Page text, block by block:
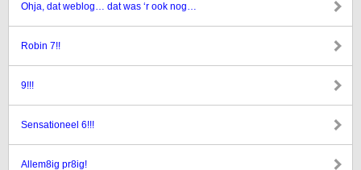
Ohja, dat weblog… dat was ‘r ook nog…
Robin 7!!
9!!!
Sensationeel 6!!!
Allem8ig pr8ig!